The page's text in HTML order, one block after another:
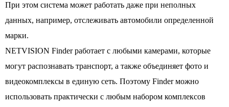
При этом система может работать даже при неполных
данных, например, отслеживать автомобили определенной
марки.
NETVISION Finder работает с любыми камерами, которые
могут распознавать транспорт, а также объединяет фото и
видеокомплексы в единую сеть. Поэтому Finder можно
использовать практически с любым набором комплексов